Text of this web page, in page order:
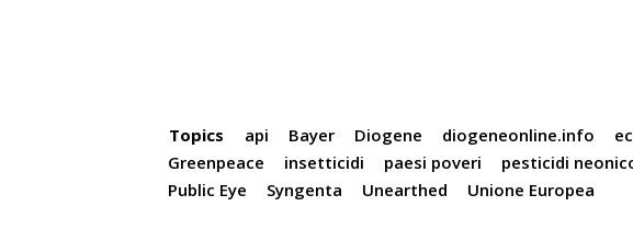
Topics api Bayer Diogene diogeneonline.info
Greenpeace
insetticidi paesi poveri
pesticidi
Public Eye
Syngenta Unearthed Unione Europea